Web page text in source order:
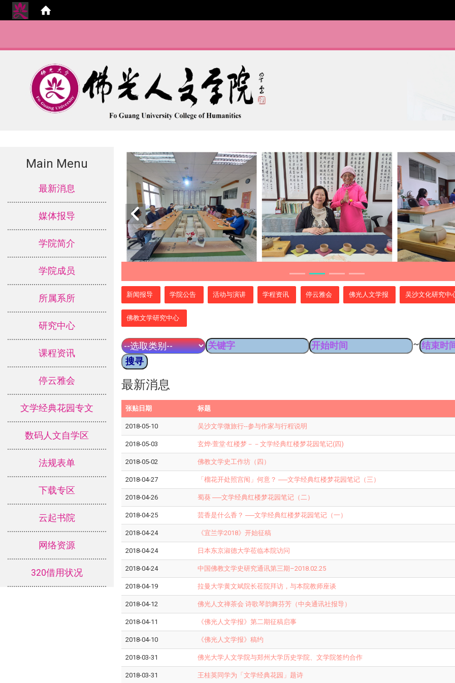
Main Menu
最新消息
媒体报导
学院简介
学院成员
所属系所
研究中心
课程资讯
停云雅会
文学经典花园专文
数码人文自学区
法规表单
下载专区
云起书院
网络资源
320借用状况
新闻报导 学院公告 活动与演讲 学程资讯 停云雅会 佛光人文学报 吴沙文化研究中
佛教文学研究中心
~
最新消息
张贴日期 标题
2018-05-10 吴沙文学微旅行--参与作家与行程说明
2018-05-03 玄烨‧萱堂‧红楼梦－－文学经典红楼梦花园笔记(四)
2018-05-02 佛教文学史工作坊（四）
2018-04-27 「榴花开处照宫闱」何意？ ──文学经典红楼梦花园笔记（三）
2018-04-26 蜀葵 ──文学经典红楼梦花园笔记（二）
2018-04-25 芸香是什么香？ ──文学经典红楼梦花园笔记（一）
2018-04-24 《宜兰学2018》开始征稿
2018-04-24 日本东京淑德大学莅临本院访问
2018-04-24 中国佛教文学史研究通讯第三期–2018.02.25
2018-04-19 拉曼大学黄文斌院长莅院拜访，与本院教师座谈
2018-04-12 佛光人文禅茶会 诗歌琴韵舞芬芳（中央通讯社报导）
2018-04-11 《佛光人文学报》第二期征稿启事
2018-04-10 《佛光人文学报》稿约
2018-03-31 佛光大学人文学院与郑州大学历史学院、文学院签约合作
2018-03-31 王桂英同学为「文学经典花园」题诗